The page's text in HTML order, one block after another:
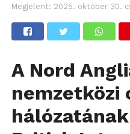
Megjelent: 2025. október 30.
A Nord
nemzetközi